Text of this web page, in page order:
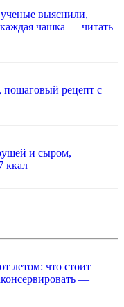
ученые выяснили,
каждая чашка — читать
пошаговый рецепт с
и сыром,
ккал
летом: что стоит
—